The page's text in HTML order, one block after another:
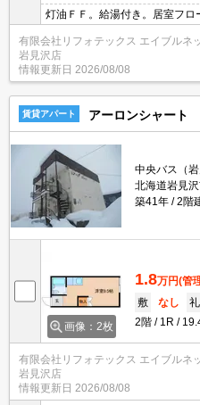
灯油ＦＦ。給湯付き。居室フロ
有限会社リフォテックス エイブルネ
岩見沢店
情報更新日 2026/08/08
賃貸アパート アーロンシャート
中央バス（
北海道岩見
築41年
2階
画像：2枚
1.8万円(管
敷
なし 礼
2階
1R
有限会社リフォテックス エイブルネ
岩見沢店
情報更新日 2026/08/08